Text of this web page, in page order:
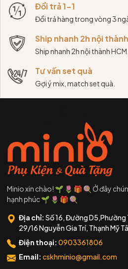
Đổi trả 1-1
Đổi trả hàng trong vòng 3
Ship nhanh 2h nội
Ship nhanh 2h nội thành HCM.
Tư vấn set quà
Gợi ý mix, match set quà.
Minio xin chào! 🌱 🌷 🎁 🍭 Ở đây
hạnh phúc 🌱 🌷 🎁 🍭
Địa chỉ: Số 16, Đường D5,Phường
29/16 Nguyễn Gia Trí, Thạnh Mỹ
Điện thoại: 0903361806
Email: cskhminio@gmail.com